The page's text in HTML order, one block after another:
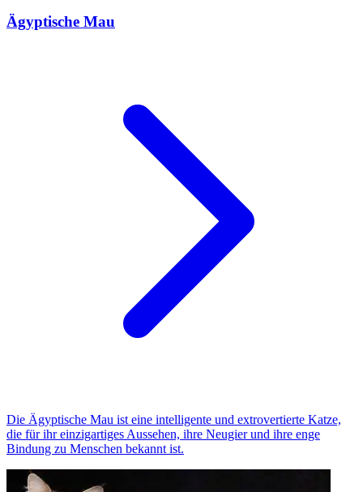
Ägyptische Mau
Die Ägyptische Mau ist eine intelligente und extrovertierte Katze,
die für ihr einzigartiges Aussehen, ihre Neugier und ihre enge
Bindung zu Menschen bekannt ist.